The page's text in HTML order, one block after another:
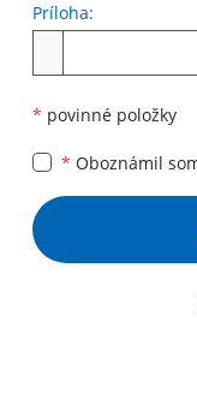
Príloha:
* povinné položky
* Oboznámil
Google reCaptcha